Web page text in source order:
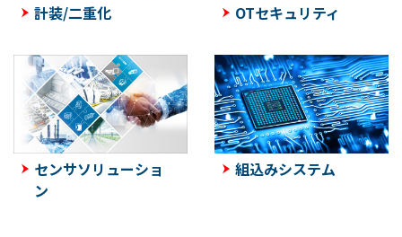
計装/二重化 OTセキュリティ
センサソリューショ
ン
組込みシステム